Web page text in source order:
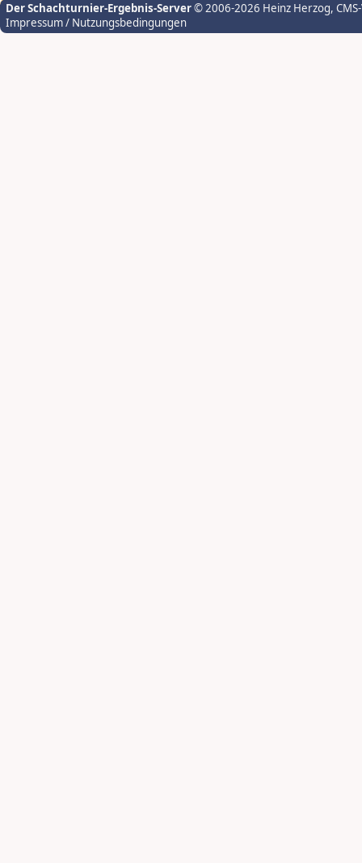
Der Schachturnier-Ergebnis-Server© 2006-2026 Heinz Herzog,
Impressum / Nutzungsbedingungen